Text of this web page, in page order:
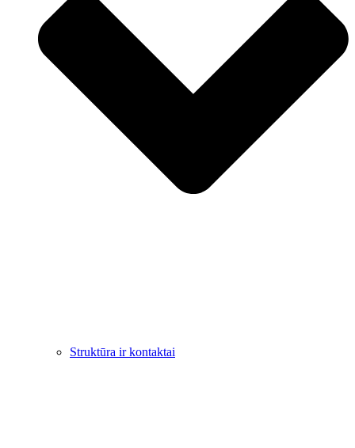
Struktūra ir kontaktai